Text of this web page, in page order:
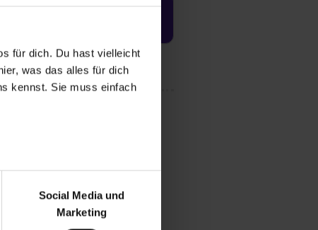
für dich. Du hast vielleicht
was das alles für dich
kennst. Sie muss einfach
bei Benutzung der
zu analysieren
soziale Medien, Werbung
Marketing“). Unsere
Social Media und
Marketing